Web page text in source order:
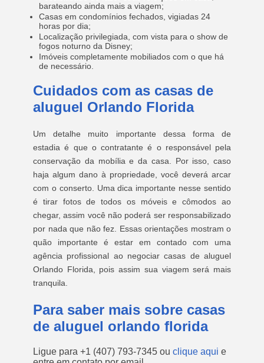
barateando ainda mais a viagem;
Casas em condomínios fechados, vigiadas 24
horas por dia;
Localização privilegiada, com vista para o show de
fogos noturno da Disney;
Imóveis completamente mobiliados com o que há
de necessário.
Cuidados com as casas de
aluguel Orlando Florida
Um detalhe muito importante dessa forma de
estadia é que o contratante é o responsável pela
conservação da mobília e da casa. Por isso, caso
haja algum dano à propriedade, você deverá arcar
com o conserto. Uma dica importante nesse sentido
é tirar fotos de todos os móveis e cômodos ao
chegar, assim você não poderá ser responsabilizado
por nada que não fez. Essas orientações mostram o
quão importante é estar em contado com uma
agência profissional ao negociar casas de aluguel
Orlando Florida, pois assim sua viagem será mais
tranquila.
Para saber mais sobre casas
de aluguel orlando florida
Ligue para +1 (407) 793-7345 ou clique aqui e